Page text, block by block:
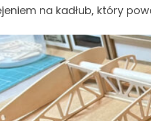
na kadłub, który